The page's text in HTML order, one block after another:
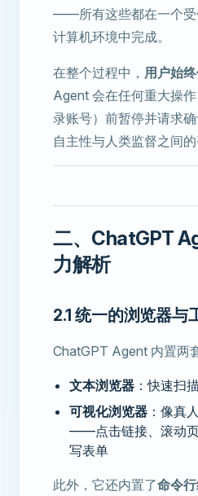
——所有这些都在一个受
计算机环境中完成。
在整个过程中， 用户始
Agent 会在任何重大操
录账号）前暂停并请求
自主性与人类监督之间的
二、ChatGPT
力解析
2.1 统一的浏览器与
ChatGPT Agent 内置两
文本浏览器 ：快速扫
可视化浏览器 ：像真
——点击链接、滚动
写表单
此外，它还内置了命令